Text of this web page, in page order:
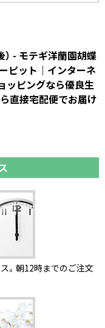
- モテギ洋蘭園胡蝶
ピット｜インターネ
ッピングなら優良生
直接宅配便でお届け
。朝12時までのご注文